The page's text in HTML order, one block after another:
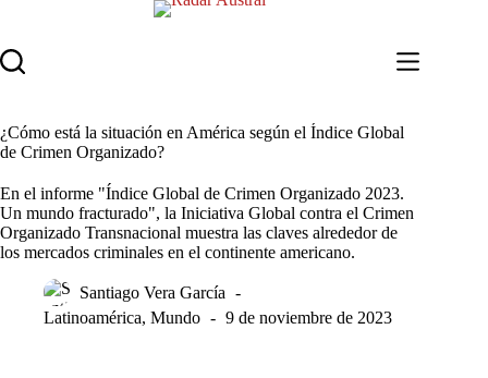
contenido
¿Cómo está la situación en América según el Índice Global
de Crimen Organizado?
En el informe "Índice Global de Crimen Organizado 2023.
Un mundo fracturado", la Iniciativa Global contra el Crimen
Organizado Transnacional muestra las claves alrededor de
los mercados criminales en el continente americano.
Santiago Vera García
Latinoamérica, Mundo 9 de noviembre de 2023